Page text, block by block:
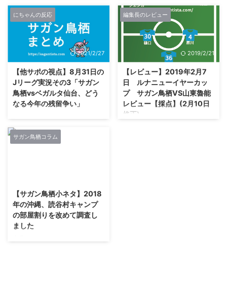
朴 一圭（Park Il Gyu / パギ）選
手(背番号#40) サガン鳥栖DF エ
ドゥアルド選手(背番号#3) 松本
大輔（Daisuke Matsumoto）選
手(背番号#39) 中野 伸哉
（Shinya Nakano）選手(背番号
#47) サガン鳥栖MF 安 庸佑
（アンヨンウ）選手(背番号#25)
樋口雄太選手(背番号#30) 湯澤洋
介選手(背番号#32) サガン鳥栖
ブリヂストンデー ブリヂストン
キッズパーク「ステージショー」
では、サガン鳥栖選手トークショ
ー＆じゃんけん大会＆サイン会が
行われています。#安在和樹 選手
#石川啓人 選手 #樋口雄太 選手が
は #DAZN で応援しよう?
https://t.co/IK36Bmk6u5
#sagantosu #サガン鳥栖 #砂岩
魂 pic.twitter.com/7CYlZ1YzUe
にちゃんの反応
2021/2/27
【他サポの視点】8月31日の
Jリーグ実況その3「サガン
鳥栖vsベガルタ仙台、どう
なる今年の残留争い」
4608-n+HV
[153.231.154.170])2019/08/31(
) 20:56:33.41ID:VkGE5m1L0 ハ
ンド見逃し2回 流石に神戸かわい
そう 15U-名なしさん (ﾜｯﾁｮｲW
a2ed-2OEJ [61.27.84.99])2019/
編集長のレビュー
2019/2/21
【レビュー】2019年2月7
日 ルナニューイヤーカッ
プ サガン鳥栖VS山東魯能
レビュー【採点】(2月10日
修正)
サガン鳥栖コラム
【サガン鳥栖小ネタ】2018
年の沖縄、読谷村キャンプ
の部屋割りを改めて調査し
ました